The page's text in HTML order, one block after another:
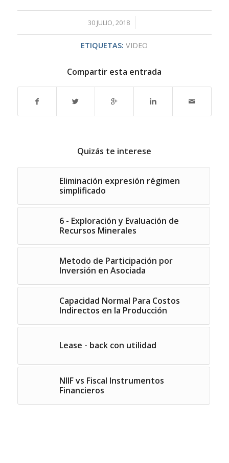
30 JULIO, 2018
/
ETIQUETAS: VIDEO
Compartir esta entrada
Quizás te interese
Eliminación expresión régimen
simplificado
6 - Exploración y Evaluación de
Recursos Minerales
Metodo de Participación por
Inversión en Asociada
Capacidad Normal Para Costos
Indirectos en la Producción
Lease - back con utilidad
NIIF vs Fiscal Instrumentos
Financieros